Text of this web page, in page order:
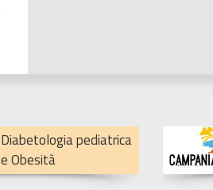
Diabetologia pediatrica
e Obesità